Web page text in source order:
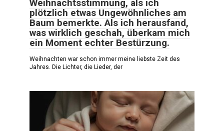
Weihnachtsstimmung, als ich
plötzlich etwas Ungewöhnliches am
Baum bemerkte. Als ich herausfand,
was wirklich geschah, überkam mich
ein Moment echter Bestürzung.
Weihnachten war schon immer meine liebste Zeit des
Jahres. Die Lichter, die Lieder, der